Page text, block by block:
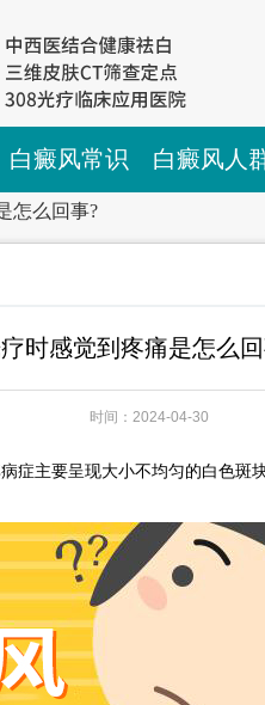
白癜风常识 白癜风人
怎么回事?
时感觉到疼痛是怎么
时间：2024-04-30
症主要呈现大小不均匀的白色斑